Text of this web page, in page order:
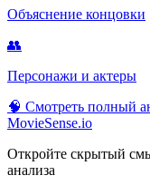
Объяснение концовки
👥
Персонажи и актеры
🧠 Смотреть полный
MovieSense.io
Откройте скрытый
анализа